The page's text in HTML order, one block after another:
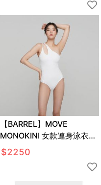
【BARREL】MOVE
MONOKINI 女款連身泳衣
#WHITE
$2250